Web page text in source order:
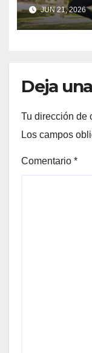
influir
JUN 21, 2026
Deja
Tu dirección de
Los campos
Comentario *